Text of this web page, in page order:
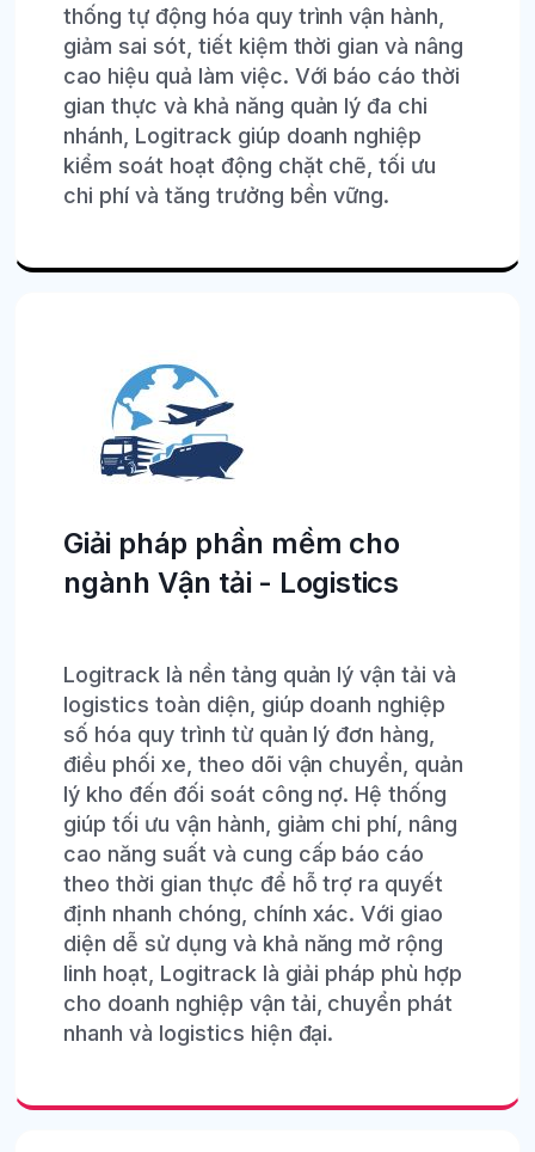
thống tự động hóa quy trình vận hành,
giảm sai sót, tiết kiệm thời gian và nâng
cao hiệu quả làm việc. Với báo cáo thời
gian thực và khả năng quản lý đa chi
nhánh, Logitrack giúp doanh nghiệp
kiểm soát hoạt động chặt chẽ, tối ưu
chi phí và tăng trưởng bền vững.
Giải pháp phần mềm cho
ngành Vận tải - Logistics
Logitrack là nền tảng quản lý vận tải và
logistics toàn diện, giúp doanh nghiệp
số hóa quy trình từ quản lý đơn hàng,
điều phối xe, theo dõi vận chuyển, quản
lý kho đến đối soát công nợ. Hệ thống
giúp tối ưu vận hành, giảm chi phí, nâng
cao năng suất và cung cấp báo cáo
theo thời gian thực để hỗ trợ ra quyết
định nhanh chóng, chính xác. Với giao
diện dễ sử dụng và khả năng mở rộng
linh hoạt, Logitrack là giải pháp phù hợp
cho doanh nghiệp vận tải, chuyển phát
nhanh và logistics hiện đại.